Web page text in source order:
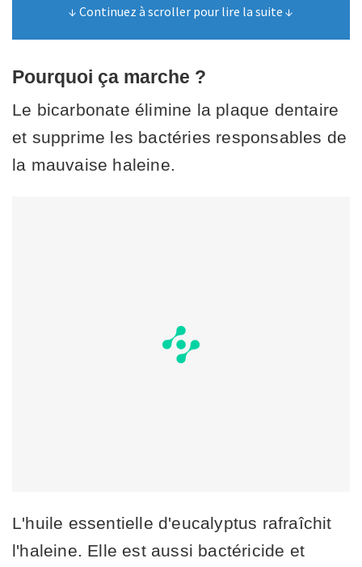
↓ Continuez à scroller pour lire la suite ↓
Pourquoi ça marche ?
Le bicarbonate élimine la plaque dentaire
et supprime les bactéries responsables de
la mauvaise haleine.
L'huile essentielle d'eucalyptus rafraîchit
l'haleine. Elle est aussi bactéricide et